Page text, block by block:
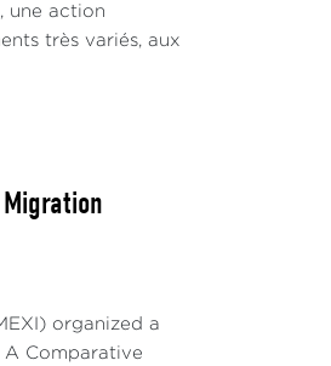
une action
très variés, aux
organized a
A Comparative